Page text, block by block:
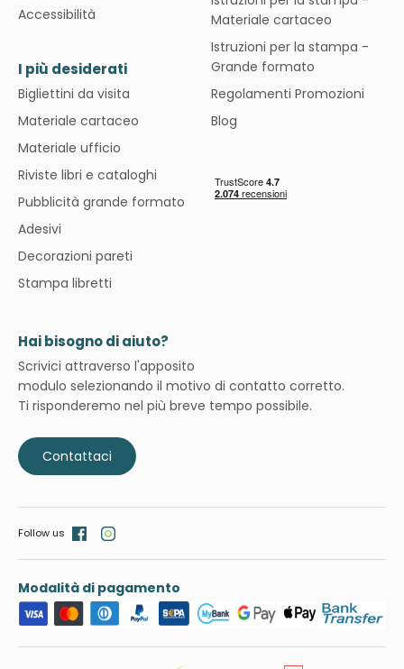
Accessibilità
Materiale cartaceo
Istruzioni per la stampa -
Grande formato
Regolamenti Promozioni
Blog
I più desiderati
Bigliettini da visita
Materiale cartaceo
Materiale ufficio
Riviste libri e cataloghi
Pubblicità grande formato
Adesivi
Decorazioni pareti
Stampa libretti
Hai bisogno di aiuto?
Scrivici attraverso l'apposito
modulo selezionando il motivo di contatto corretto.
Ti risponderemo nel più breve tempo possibile.
Contattaci
Modalità di pagamento
Follow us